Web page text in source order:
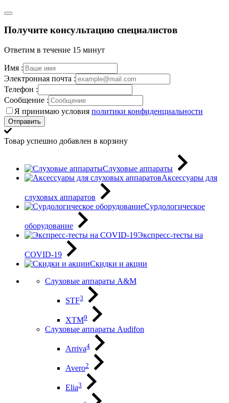
Получите консультацию специалистов
Ответим в течение 15 минут
Имя :
Электронная почта :
Телефон :
Сообщение :
Я принимаю условия политики конфиденциальности
Отправить
Товар успешно добавлен в корзину
Слуховые аппараты
Аксессуары для
слуховых аппаратов
Сурдологическое
оборудование
Экспресс-тесты на
COVID-19
Скидки и акции
Слуховые аппараты A&M
STF3
XTM9
Слуховые аппараты Audifon
Arriva4
Avero2
Elia3